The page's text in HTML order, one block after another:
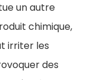
un autre
chimique,
irriter les
des